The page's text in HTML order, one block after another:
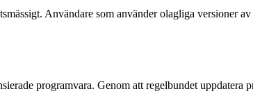
Användare som använder olagliga versioner
programvara. Genom att regelbundet uppdatera